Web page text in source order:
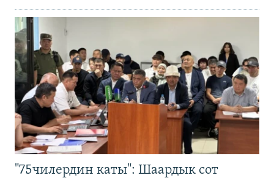
"75чилердин каты": Шаардык сот